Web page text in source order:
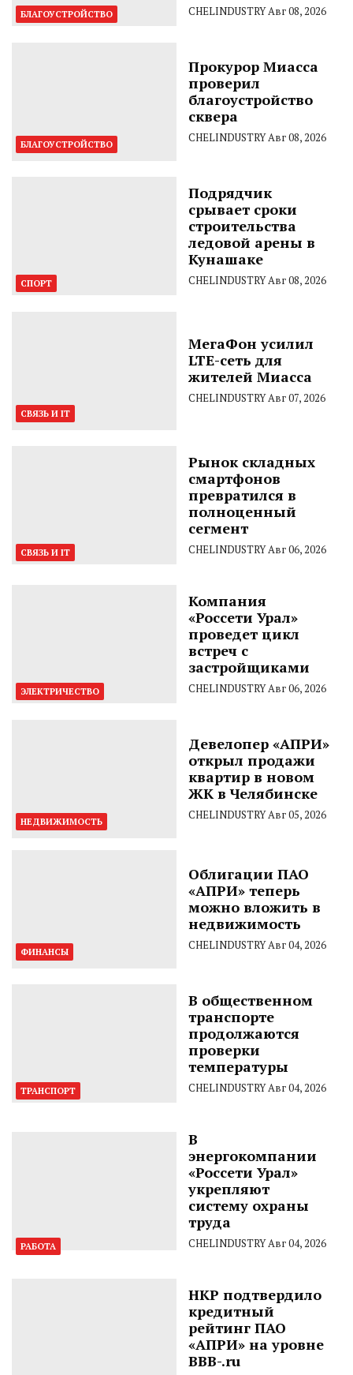
БЛАГОУСТРОЙСТВО CHELINDUSTRYАвг 08, 2026
БЛАГОУСТРОЙСТВО
Прокурор Миасса
проверил
благоустройство
сквера
CHELINDUSTRYАвг 08, 2026
СПОРТ
Подрядчик
срывает сроки
строительства
ледовой арены в
Кунашаке
CHELINDUSTRYАвг 08, 2026
СВЯЗЬ И IT
МегаФон усилил
LTE-сеть для
жителей Миасса
CHELINDUSTRYАвг 07, 2026
СВЯЗЬ И IT
Рынок складных
смартфонов
превратился в
полноценный
сегмент
CHELINDUSTRYАвг 06, 2026
ЭЛЕКТРИЧЕСТВО
Компания
«Россети Урал»
проведет цикл
встреч с
застройщиками
CHELINDUSTRYАвг 06, 2026
НЕДВИЖИМОСТЬ
Девелопер «АПРИ»
открыл продажи
квартир в новом
ЖК в Челябинске
CHELINDUSTRYАвг 05, 2026
ФИНАНСЫ
Облигации ПАО
«АПРИ» теперь
можно вложить в
недвижимость
CHELINDUSTRYАвг 04, 2026
ТРАНСПОРТ
В общественном
транспорте
продолжаются
проверки
температуры
CHELINDUSTRYАвг 04, 2026
РАБОТА
В
энергокомпании
«Россети Урал»
укрепляют
систему охраны
труда
CHELINDUSTRYАвг 04, 2026
НКР подтвердило
кредитный
рейтинг ПАО
«АПРИ» на уровне
BBB-.ru